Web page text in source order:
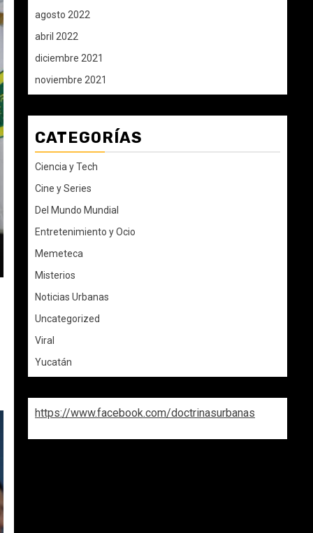
agosto 2022
abril 2022
diciembre 2021
noviembre 2021
CATEGORÍAS
Ciencia y Tech
Cine y Series
Del Mundo Mundial
Entretenimiento y Ocio
Memeteca
Misterios
Noticias Urbanas
Uncategorized
Viral
Yucatán
https://www.facebook.com/doctrinasurbanas